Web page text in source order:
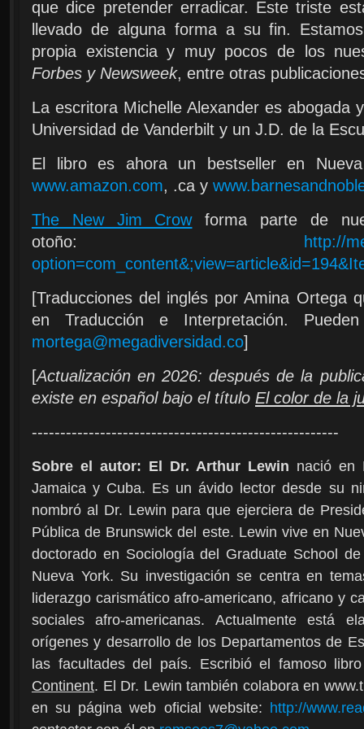
que dice pretender erradicar. Este triste
llevado de alguna forma a su fin.
propia existencia y muy pocos de los
Forbes y Newsweek, entre otras
La escritora Michelle Alexander es abogada
Universidad de Vanderbilt y un J.D. de la
El libro es ahora un bestseller en
www.amazon.com, .ca y
The New Jim Crowforma parte de
otoño:
http://
[Traducciones del inglés por Amina Ortega
en Traducción e Interpretación.
mortega@megadiversidad.co]
[Actualización en 2026: después de la
existe en español bajo el título El color de la
------------------------------------------------------
Sobre el autor: El Dr. Arthur Lewin nació en
Jamaica y Cuba. Es un ávido lector desde su
nombró al Dr. Lewin para que ejerciera de
Pública de Brunswick del este. Lewin vive en
doctorado en Sociología del Graduate School
Nueva York. Su investigación se centra en
liderazgo carismático afro-americano, africano y
sociales afro-americanas. Actualmente está
orígenes y desarrollo de los Departamentos de
las facultades del país. Escribió el famoso
Continent. El Dr. Lewin también colabora en
en su página web oficial website: http://